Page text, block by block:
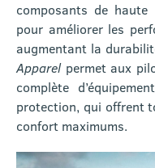
composants de haute
pour améliorer les
augmentant la
Apparel permet aux
complète
protection, qui offrent
confort maximums.